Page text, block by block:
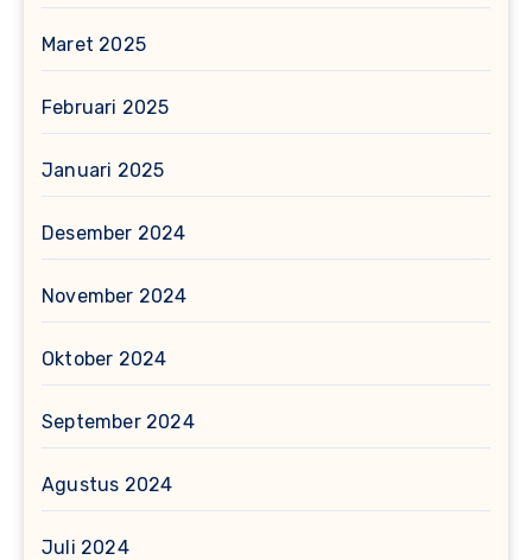
Maret 2025
Februari 2025
Januari 2025
Desember 2024
November 2024
Oktober 2024
September 2024
Agustus 2024
Juli 2024